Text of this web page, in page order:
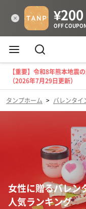
【重要】令和8年熊本地震
（2026年7月29日更新）
タンプホーム > バレンタイ
女性に贈るバレン
人気ランキング